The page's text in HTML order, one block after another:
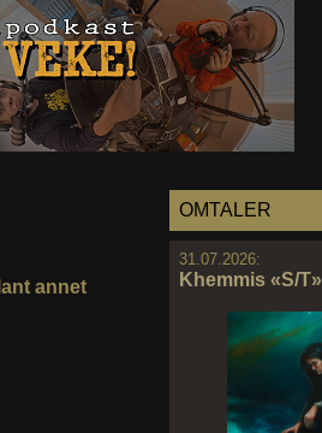
OMTALER
31.07.2026:
Khemmis «S/T»
annet